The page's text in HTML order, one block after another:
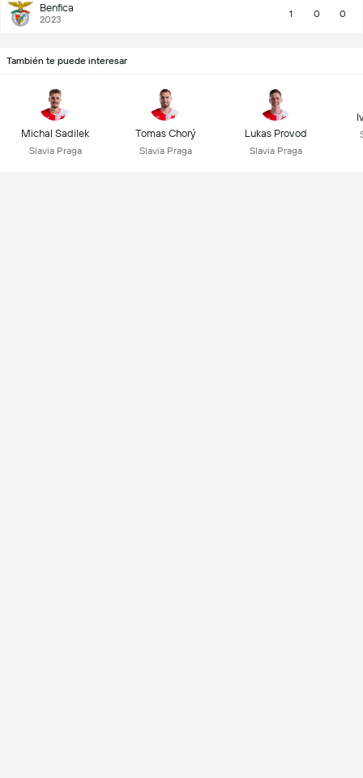
Benfica
2023 1 0 0
También te puede interesar
Michal Sadilek
Slavia Praga
Tomas Chorý
Slavia Praga
Lukas Provod
Slavia Praga